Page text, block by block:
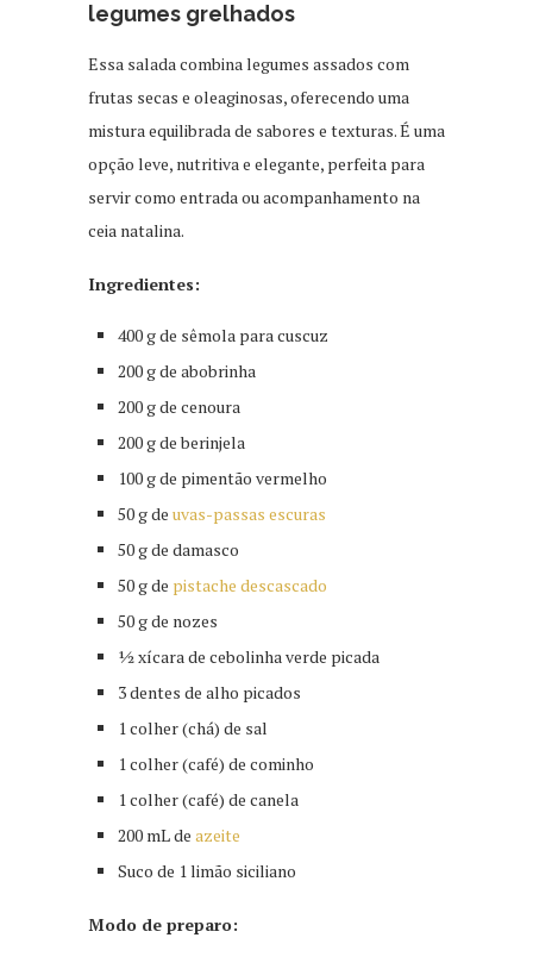
legumes grelhados
Essa salada combina legumes assados com
frutas secas e oleaginosas, oferecendo uma
mistura equilibrada de sabores e texturas. É uma
opção leve, nutritiva e elegante, perfeita para
servir como entrada ou acompanhamento na
ceia natalina.
Ingredientes:
400 g de sêmola para cuscuz
200 g de abobrinha
200 g de cenoura
200 g de berinjela
100 g de pimentão vermelho
50 g de uvas-passas escuras
50 g de damasco
50 g de pistache descascado
50 g de nozes
½ xícara de cebolinha verde picada
3 dentes de alho picados
1 colher (chá) de sal
1 colher (café) de cominho
1 colher (café) de canela
200 mL de azeite
Suco de 1 limão siciliano
Modo de preparo: